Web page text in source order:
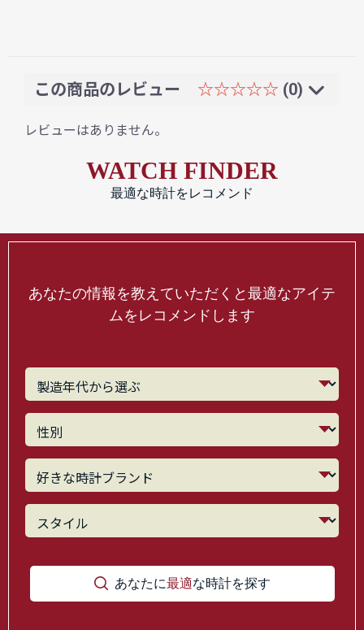
この商品のレビュー ☆☆☆☆☆ (0)
レビューはありません。
WATCH FINDER
最適な時計をレコメンド
あなたの情報を教えていただくと最適なアイテ
ムをレコメンドします
あなたに最適な時計を探す